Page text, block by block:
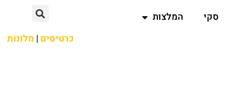
סקי
המלצות
כרטיסים | מלונות